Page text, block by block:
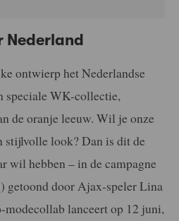
Nederland
ontwierp het Nederlandse
speciale WK-collectie,
de oranje leeuw. Wil je onze
stijlvolle look? Dan is dit de
wil hebben – in de campagne
getoond door Ajax-speler Lina
lanceert op 12 juni,